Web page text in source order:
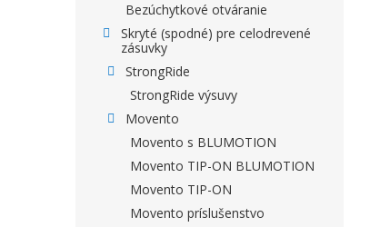
Bezúchytkové otváranie
Skryté (spodné) pre celodrevené
zásuvky
StrongRide
StrongRide výsuvy
Movento
Movento s BLUMOTION
Movento TIP-ON BLUMOTION
Movento TIP-ON
Movento príslušenstvo